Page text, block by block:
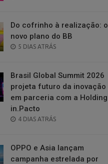
Do cofrinho à realização: o
novo plano do BB
POSTED
5 DIAS ATRÁS
Brasil Global Summit 2026
projeta futuro da inovação
em parceria com a Holding
in.Pacto
POSTED
4 DIAS ATRÁS
OPPO e Asia lançam
campanha estrelada por